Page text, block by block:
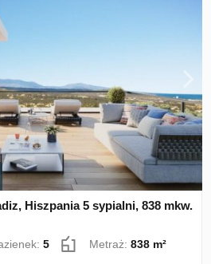
Hiszpania 5 sypialni, 838 mkw.
5 Metraż:838 m²